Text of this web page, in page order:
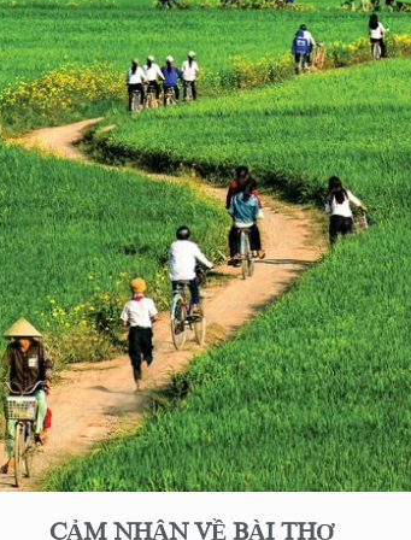
CẢM NHẬN VỀ BÀI THƠ